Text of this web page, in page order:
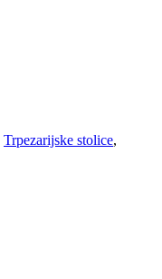
Trpezarijske stolice,